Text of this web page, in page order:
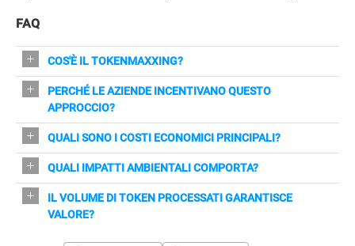
FAQ
COS'È IL TOKENMAXXING?
È la pratica di massimizzare l'uso di AI generativa
delegando intere attività ai sistemi automatizzati per
aumentare i token processati.
PERCHÉ LE AZIENDE INCENTIVANO QUESTO
APPROCCIO?
Credono che più dati/elaborazione l'AI compie,
maggiore sia la produttività e l'adozione
dell'innovazione.
QUALI SONO I COSTI ECONOMICI PRINCIPALI?
Spese ingenti per elaborazione: esempio di un
programmatore che ha generato ~280 miliardi di token,
costando circa 1,5 milioni di dollari.
QUALI IMPATTI AMBIENTALI COMPORTA?
Consumo enorme di energia elettrica e grandi quantità
d'acqua per il raffreddamento dei data center.
IL VOLUME DI TOKEN PROCESSATI GARANTISCE
VALORE?